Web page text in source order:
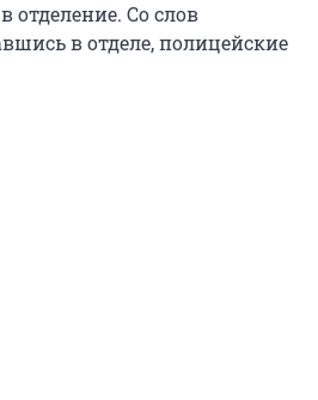
отделение. Со слов
в отделе, полицейские